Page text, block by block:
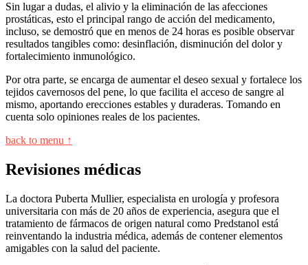
Sin lugar a dudas, el alivio y la eliminación de las afecciones
prostáticas, esto el principal rango de acción del medicamento,
incluso, se demostró que en menos de 24 horas es posible observar
resultados tangibles como: desinflación, disminución del dolor y
fortalecimiento inmunológico.
Por otra parte, se encarga de aumentar el deseo sexual y fortalece los
tejidos cavernosos del pene, lo que facilita el acceso de sangre al
mismo, aportando erecciones estables y duraderas. Tomando en
cuenta solo opiniones reales de los pacientes.
back to menu ↑
Revisiones médicas
La doctora Puberta Mullier, especialista en urología y profesora
universitaria con más de 20 años de experiencia, asegura que el
tratamiento de fármacos de origen natural como Predstanol está
reinventando la industria médica, además de contener elementos
amigables con la salud del paciente.